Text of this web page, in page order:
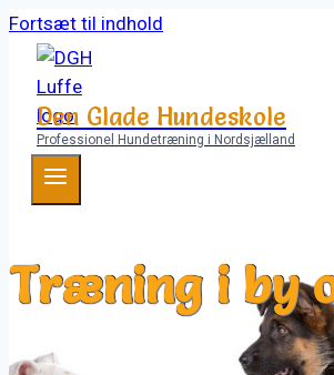
Fortsæt til indhold
Den Glade Hundeskole
Professionel Hundetræning i Nordsjælland
Træning i by